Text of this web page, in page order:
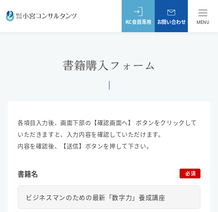
MENU
KC会員専用 お問い合わせ
書籍購入フォーム
各項目入力後、画面下部の【確認画面へ】 ボタンをクリックして
いただきますと、入力内容を確認していただけます。
内容を確認後、【送信】ボタンを押して下さい。
書籍名 必須